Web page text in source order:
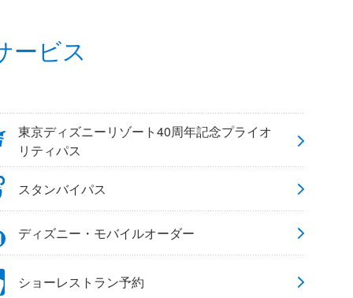
ービス
東京ディズニーリゾート40周年記念プライオ
リティパス
スタンバイパス
ディズニー・モバイルオーダー
ショーレストラン予約